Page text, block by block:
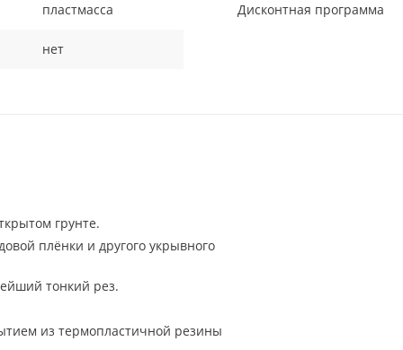
пластмасса
нет
Дисконтная программа
грунте.
плёнки и другого укрывного
тонкий рез.
из термопластичной резины